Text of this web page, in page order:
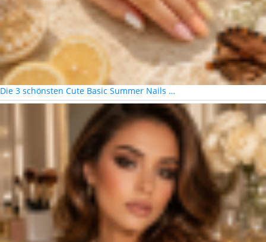
Die 3 schönsten Cute Basic Summer Nails …